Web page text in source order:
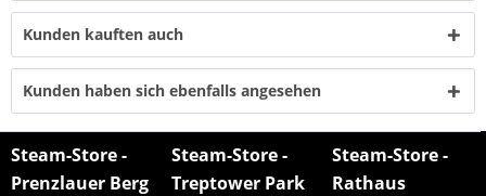
Kunden kauften auch
Kunden haben sich ebenfalls angesehen
Steam-Store -
Prenzlauer Berg
Steam-Store -
Treptower Park
Steam-Store -
Rathaus